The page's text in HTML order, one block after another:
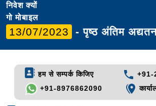
निवेश क्यों
गो मोबाइल
13/07/2023 - पृष्ठ अंतिम
हम से सम्पर्क किजिए
+91-
+91-8976862090